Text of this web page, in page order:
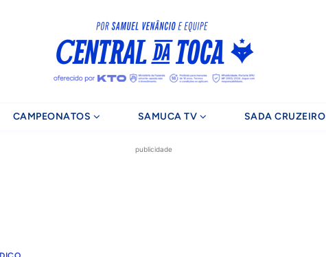
CAMPEONATOS SAMUCA TV SADA CRUZEIRO
publicidade